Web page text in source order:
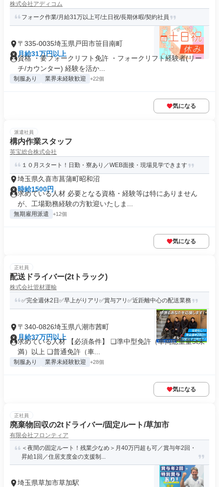
株式会社アディコム
フォーク作業/月給31万以上可/土日祝/長期休暇/契約社員
〒335-0035埼玉県戸田市笹目南町
月給31万円以上
資格 ・要フォークリフト免許 ・フォークリフト経験者(リー
チ/カウンター) 経験を活か...
制服あり 業界未経験歓迎 +22個
気になる
派遣社員
構内作業スタッフ
英宝総合株式会社
１０月スタート！日勤・寮あり／WEB面接・現場見学できます
埼玉県久喜市菖蒲町昭和沼
時給1500円
求めている人材 必要となる資格・経験等は特にありません
が、工場勤務経験の方歓迎いたしま...
無期雇用派遣 +12個
気になる
正社員
配送ドライバー(2tトラック)
株式会社管材運輸
✅完全週休2⽇✅早上がりアリ✅賞与アリ✅近距離中心の配送業務
〒340-0826埼玉県八潮市茜町
月給37万円以上
求めている人材 【必須条件】 ❏準中型免許（⾞両総重量5t未
満）以上 ❏普通免許（⾞...
制服あり 業界未経験歓迎 +28個
気になる
正社員
廃棄物回収の2tドライバー/固定ルート/草加市
有限会社フロンティア
＜夜間の固定ルート！残業少なめ＞月40万円超も可／賞与年2回・
昇給1回／住居支度金の支援制...
埼玉県草加市草加駅